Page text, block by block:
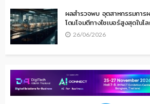
ผลสำรวจพบ อุตสาหกรรมการ
โดนโจมตีทางไซเบอร์สูงสุดในโ
26/06/2026